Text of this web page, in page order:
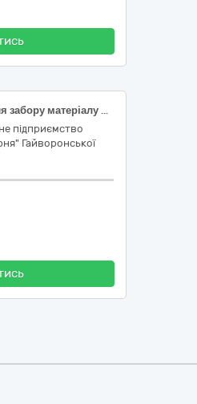
Контейнери та пакети для забору матеріалу для аналізів, дренажі та комплекти
підприємство
Гайворонської